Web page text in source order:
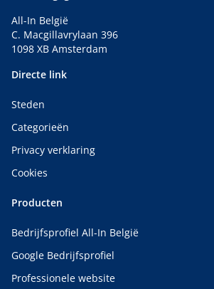
All-In België
C. Macgillavrylaan 396
1098 XB Amsterdam
Directe link
Steden
Categorieën
Privacy verklaring
Cookies
Producten
Bedrijfsprofiel All-In België
Google Bedrijfsprofiel
Professionele website